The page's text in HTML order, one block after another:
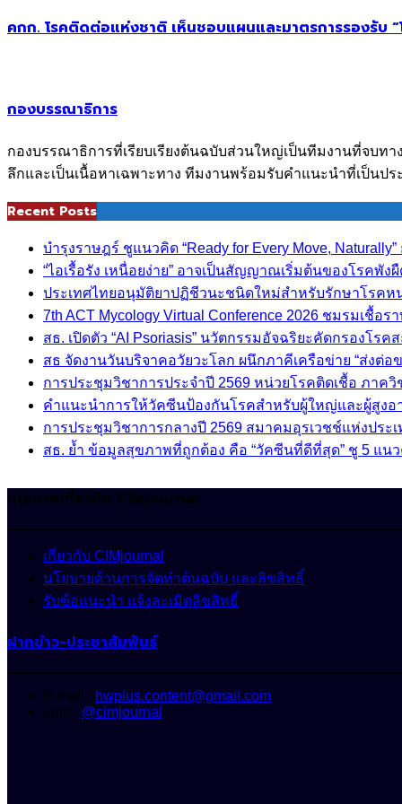
คกก. โรคติดต่อแห่งชาติ เห็นชอบแผนและมาตรการรองรับ “
กองบรรณาธิการ
กองบรรณาธิการที่เรียบเรียงต้นฉบับส่วนใหญ่เป็นทีมงานที่จบท
ลึกและเป็นเนื้อหาเฉพาะทาง ทีมงานพร้อมรับคำแนะนำที่เป็นปร
Recent Posts
บำรุงราษฎร์ ชูแนวคิด “Ready for Every Move,
“ไอเรื้อรัง เหนื่อยง่าย” อาจเป็นสัญญาณเริ่มต้นของโรค
ประเทศไทยอนุมัติยาปฏิชีวนะชนิดใหม่สำหรับรักษาโรคห
7th ACT Mycology Virtual Conference 2026 ชมรมเชื้อ
สธ. เปิดตัว “AI Psoriasis” นวัตกรรมอัจฉริยะคัดกรองโร
สธ จัดงานวันบริจาคอวัยวะโลก ผนึกภาคีเครือข่าย “ส่งต่
การประชุมวิชาการประจำปี 2569 หน่วยโรคติดเชื้อ ภา
คำแนะนำการให้วัคซีนป้องกันโรคสำหรับผู้ใหญ่และผู้สูงอ
การประชุมวิชาการกลางปี 2569 สมาคมอุรเวชช์แห่งประ
สธ. ย้ำ ข้อมูลสุขภาพที่ถูกต้อง คือ “วัคซีนที่ดีที่สุด” ชู 5 แน
นโยบายเกี่ยวกับ CIMjournal
เกี่ยวกับ CIMjournal
นโยบายด้านการจัดทำต้นฉบับ และลิขสิทธิ์
รับข้อแนะนำ แจ้งละเมิดลิขสิทธิ์
ฝากข่าว-ประชาสัมพันธ์
E-mail : hwplus.content@gmail.com
Line : @cimjournal